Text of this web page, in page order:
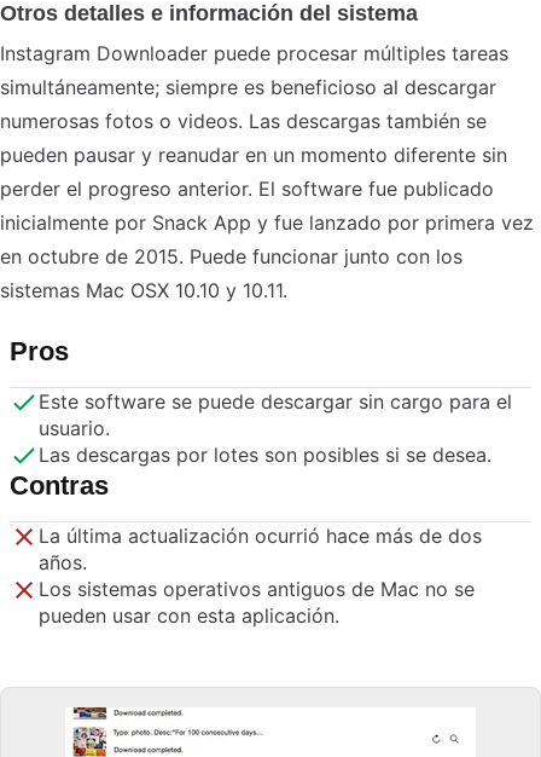
Otros detalles e información del sistema
Instagram Downloader puede procesar múltiples tareas
simultáneamente; siempre es beneficioso al descargar
numerosas fotos o videos. Las descargas también se
pueden pausar y reanudar en un momento diferente sin
perder el progreso anterior. El software fue publicado
inicialmente por Snack App y fue lanzado por primera vez
en octubre de 2015. Puede funcionar junto con los
sistemas Mac OSX 10.10 y 10.11.
Pros
Este software se puede descargar sin cargo para el
usuario.
Las descargas por lotes son posibles si se desea.
Contras
La última actualización ocurrió hace más de dos
años.
Los sistemas operativos antiguos de Mac no se
pueden usar con esta aplicación.